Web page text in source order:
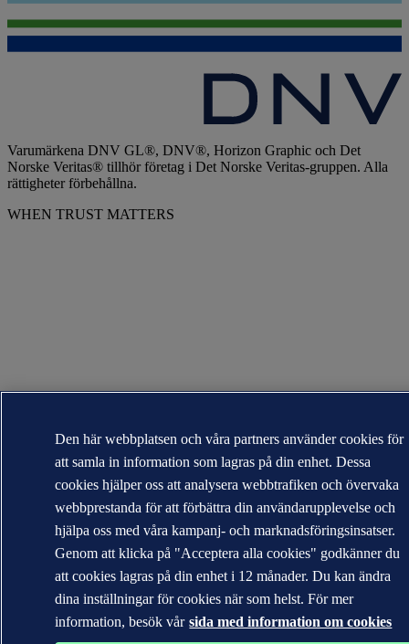
Varumärkena DNV GL®, DNV®, Horizon Graphic och Det
Norske Veritas® tillhör företag i Det Norske Veritas-gruppen. Alla
rättigheter förbehållna.
WHEN TRUST MATTERS
Den här webbplatsen och våra partners använder cookies för
att samla in information som lagras på din enhet. Dessa
cookies hjälper oss att analysera webbtrafiken och övervaka
webbprestanda för att förbättra din användarupplevelse och
hjälpa oss med våra kampanj- och marknadsföringsinsatser.
Genom att klicka på "Acceptera alla cookies" godkänner du
att cookies lagras på din enhet i 12 månader. Du kan ändra
dina inställningar för cookies när som helst. För mer
information, besök vår sida med information om cookies